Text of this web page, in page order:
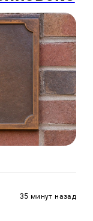
35 минут назад